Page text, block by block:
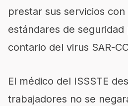
prestar sus servicios
estándares de
contario del virus SAR-
El médico del ISSSTE
trabajadores no se